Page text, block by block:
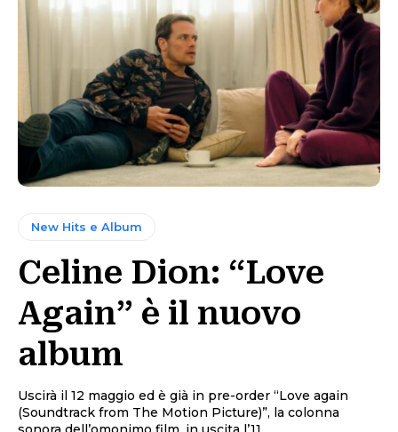
New Hits e Album
Celine Dion: “Love
Again” è il nuovo
album
Uscirà il 12 maggio ed è già in pre-order “Love again
(Soundtrack from The Motion Picture)”, la colonna